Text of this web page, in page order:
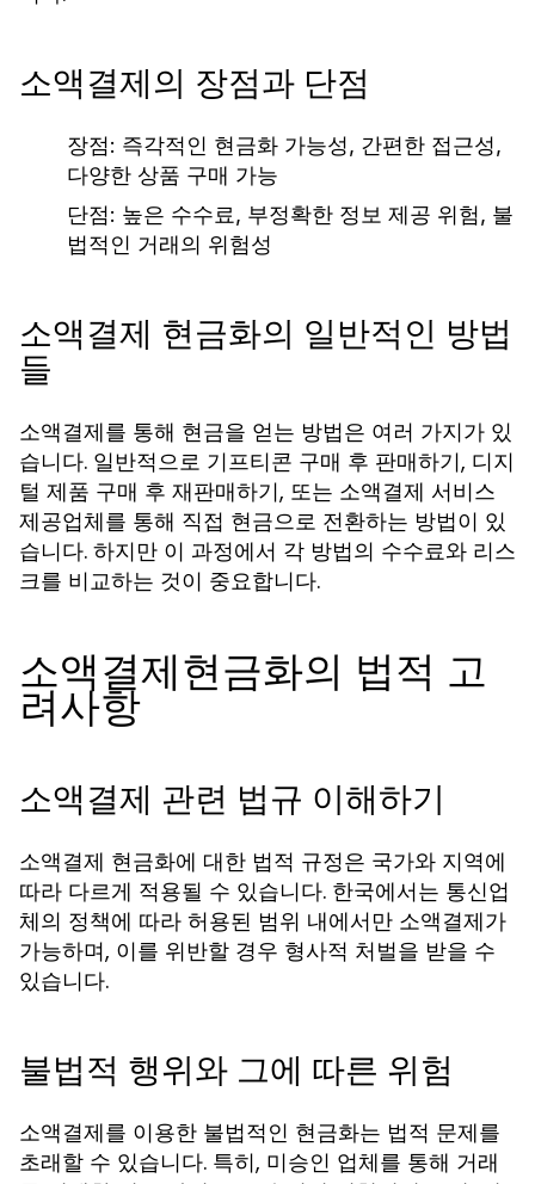
소액결제의 장점과 단점
장점: 즉각적인 현금화 가능성, 간편한 접근성,
다양한 상품 구매 가능
단점: 높은 수수료, 부정확한 정보 제공 위험, 불
법적인 거래의 위험성
소액결제 현금화의 일반적인 방법
들
소액결제를 통해 현금을 얻는 방법은 여러 가지가 있
습니다. 일반적으로 기프티콘 구매 후 판매하기, 디지
털 제품 구매 후 재판매하기, 또는 소액결제 서비스
제공업체를 통해 직접 현금으로 전환하는 방법이 있
습니다. 하지만 이 과정에서 각 방법의 수수료와 리스
크를 비교하는 것이 중요합니다.
소액결제현금화의 법적 고
려사항
소액결제 관련 법규 이해하기
소액결제 현금화에 대한 법적 규정은 국가와 지역에
따라 다르게 적용될 수 있습니다. 한국에서는 통신업
체의 정책에 따라 허용된 범위 내에서만 소액결제가
가능하며, 이를 위반할 경우 형사적 처벌을 받을 수
있습니다.
불법적 행위와 그에 따른 위험
소액결제를 이용한 불법적인 현금화는 법적 문제를
초래할 수 있습니다. 특히, 미승인 업체를 통해 거래